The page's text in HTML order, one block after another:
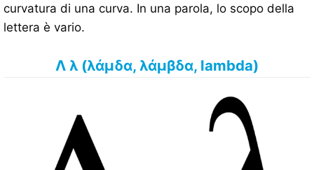
curvatura di una curva. In una parola, lo scopo della
lettera è vario.
Λ λ (λάμδα, λάμβδα, lambda)